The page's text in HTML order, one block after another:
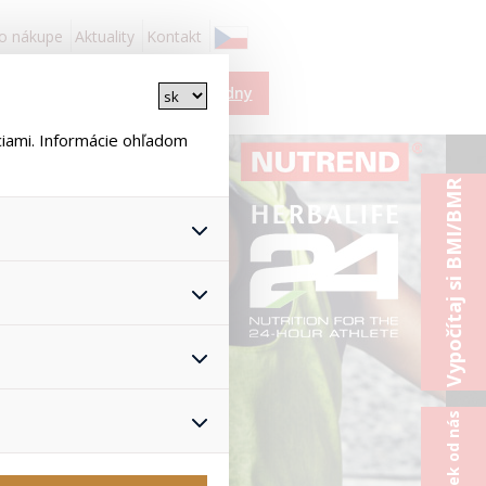
Vypočítaj si BMI/BMR
nákupe Aktuality Kontakt
Košík je prázdny
Informácie ohľadom
súhlasu s
Preto
vyhnúť sa